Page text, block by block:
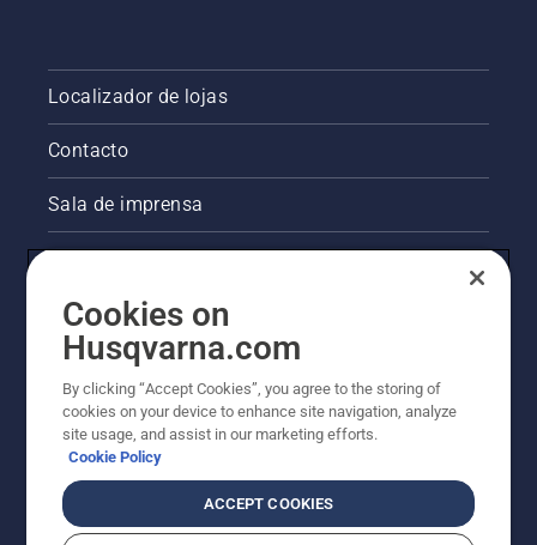
Localizador de lojas
Contacto
Sala de imprensa
Outros websites da Husqvarna
A abordagem da Husqvarna à sustentabilidade
Cookies on
Husqvarna.com
By clicking “Accept Cookies”, you agree to the storing of
cookies on your device to enhance site navigation, analyze
site usage, and assist in our marketing efforts.
Cookie Policy
ACCEPT COOKIES